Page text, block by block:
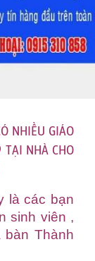
NHIỀU GIÁO
TẠI NHÀ CHO
là các bạn
sinh viên ,
bàn Thành